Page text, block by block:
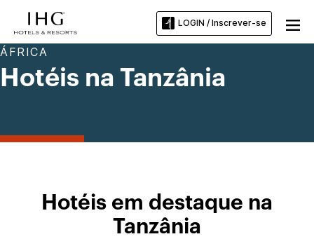
LOGIN / Inscrever-se
ÁFRICA
Hotéis na Tanzânia
Hotéis em destaque na
Tanzânia